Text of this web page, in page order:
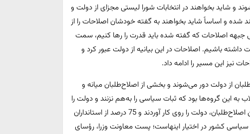
و شاید بخواهند در انتخابات شورا لیستی مجزای از دولت و
و اساساً شاید بخواهند به گفته خودشان اصلاحات را از
جبهه اصلاحات که گفته شده باید قدرت را ر‌ها کنیم، سمت
داشته باشیم. اصلاحات در این بیانیه از دولت عبور کرد و
نیز این مسیر را ادامه داد.
از دولت دور می‌شوند و بخشی از اصلا‌ح‌طلبان میانه و
به این گروه‌ها بود که ثبات سیاسی را به‌هم نزنند و دولت را
تحت فشار قرار ندهند. نکته جالب توجه آنکه همین اصلاح‌طلبان، دولت را روی کار آوردند و 75 درصد از استانداران
کشور در اختیار اینهاست؛ پست معاونت وزرا، رؤسای